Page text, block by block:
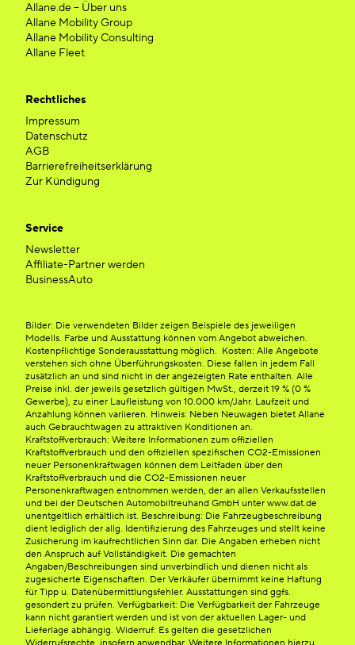
Allane.de – Über uns
Allane Mobility Group
Allane Mobility Consulting
Allane Fleet
Rechtliches
Impressum
Datenschutz
AGB
Barrierefreiheitserklärung
Zur Kündigung
Service
Newsletter
Affiliate-Partner werden
BusinessAuto
Bilder: Die verwendeten Bilder zeigen Beispiele des jeweiligen
Modells. Farbe und Ausstattung können vom Angebot abweichen.
Kostenpflichtige Sonderausstattung möglich. Kosten: Alle Angebote
verstehen sich ohne Überführungskosten. Diese fallen in jedem Fall
zusätzlich an und sind nicht in der angezeigten Rate enthalten. Alle
Preise inkl. der jeweils gesetzlich gültigen MwSt., derzeit 19 % (0 %
Gewerbe), zu einer Laufleistung von 10.000 km/Jahr. Laufzeit und
Anzahlung können variieren. Hinweis: Neben Neuwagen bietet Allane
auch Gebrauchtwagen zu attraktiven Konditionen an.
Kraftstoffverbrauch: Weitere Informationen zum offiziellen
Kraftstoffverbrauch und den offiziellen spezifischen CO2-Emissionen
neuer Personenkraftwagen können dem Leitfaden über den
Kraftstoffverbrauch und die CO2-Emissionen neuer
Personenkraftwagen entnommen werden, der an allen Verkaufsstellen
und bei der Deutschen Automobiltreuhand GmbH unter www.dat.de
unentgeltlich erhältlich ist. Beschreibung: Die Fahrzeugbeschreibung
dient lediglich der allg. Identifizierung des Fahrzeuges und stellt keine
Zusicherung im kaufrechtlichen Sinn dar. Die Angaben erheben nicht
den Anspruch auf Vollständigkeit. Die gemachten
Angaben/Beschreibungen sind unverbindlich und dienen nicht als
zugesicherte Eigenschaften. Der Verkäufer übernimmt keine Haftung
für Tipp u. Datenübermittlungsfehler. Ausstattungen sind ggfs.
gesondert zu prüfen. Verfügbarkeit: Die Verfügbarkeit der Fahrzeuge
kann nicht garantiert werden und ist von der aktuellen Lager- und
Lieferlage abhängig. Widerruf: Es gelten die gesetzlichen